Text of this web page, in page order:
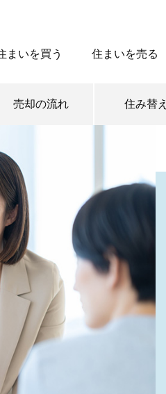
まいを買う 住まいを売る
売却の流れ 住み替え